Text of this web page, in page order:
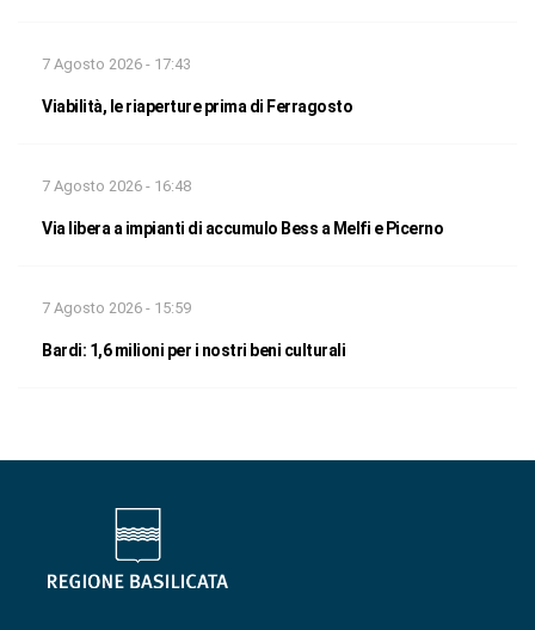
7 Agosto 2026 - 17:43
Viabilità, le riaperture prima di Ferragosto
7 Agosto 2026 - 16:48
Via libera a impianti di accumulo Bess a Melfi e Picerno
7 Agosto 2026 - 15:59
Bardi: 1,6 milioni per i nostri beni culturali